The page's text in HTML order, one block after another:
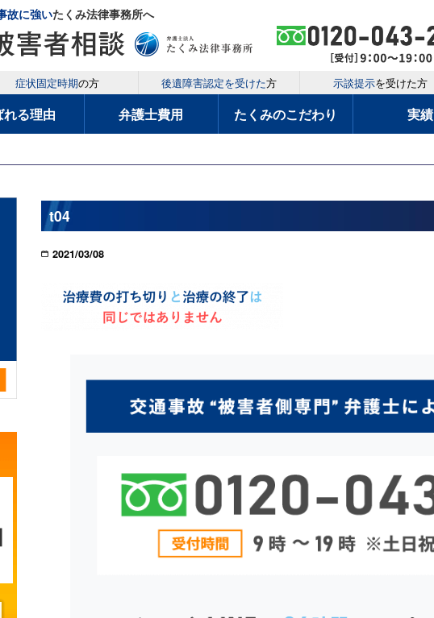
故に強いたくみ法律事務所へ
症状固定時期の方 後遺障害認定を受けた方 示談提示を受けた方
れる理由 弁護士費用 たくみのこだわり 実績
t04
2021/03/08